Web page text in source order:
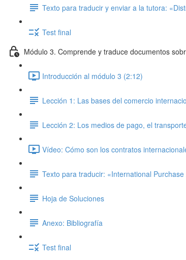
Texto para traducir y enviar a la tutora:
Test final
Módulo 3. Comprende y traduce documentos
Introducción al módulo 3 (2:12)
Lección 1: Las bases del comercio
Lección 2: Los medios de pago, el
Vídeo: Cómo son los contratos
Texto para traducir: «International
Hoja de Soluciones
Anexo: Bibliografía
Test final